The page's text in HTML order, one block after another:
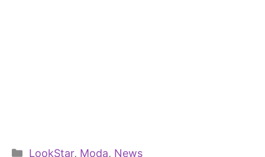
Categorie
LookStar, Moda, News